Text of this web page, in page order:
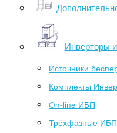
Инверторы
Источники
Комплекты
On-line ИБП
Трёхфазные ИБП